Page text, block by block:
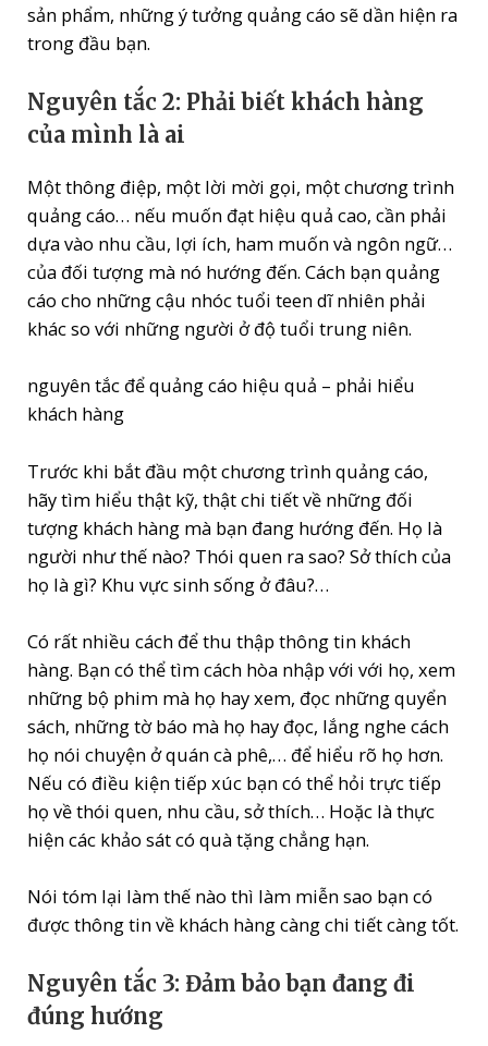
sản phẩm, những ý tưởng quảng cáo sẽ dần hiện ra
trong đầu bạn.
Nguyên tắc 2: Phải biết khách hàng
của mình là ai
Một thông điệp, một lời mời gọi, một chương trình
quảng cáo… nếu muốn đạt hiệu quả cao, cần phải
dựa vào nhu cầu, lợi ích, ham muốn và ngôn ngữ…
của đối tượng mà nó hướng đến. Cách bạn quảng
cáo cho những cậu nhóc tuổi teen dĩ nhiên phải
khác so với những người ở độ tuổi trung niên.
nguyên tắc để quảng cáo hiệu quả – phải hiểu
khách hàng
Trước khi bắt đầu một chương trình quảng cáo,
hãy tìm hiểu thật kỹ, thật chi tiết về những đối
tượng khách hàng mà bạn đang hướng đến. Họ là
người như thế nào? Thói quen ra sao? Sở thích của
họ là gì? Khu vực sinh sống ở đâu?…
Có rất nhiều cách để thu thập thông tin khách
hàng. Bạn có thể tìm cách hòa nhập với với họ, xem
những bộ phim mà họ hay xem, đọc những quyển
sách, những tờ báo mà họ hay đọc, lắng nghe cách
họ nói chuyện ở quán cà phê,… để hiểu rõ họ hơn.
Nếu có điều kiện tiếp xúc bạn có thể hỏi trực tiếp
họ về thói quen, nhu cầu, sở thích… Hoặc là thực
hiện các khảo sát có quà tặng chẳng hạn.
Nói tóm lại làm thế nào thì làm miễn sao bạn có
được thông tin về khách hàng càng chi tiết càng tốt.
Nguyên tắc 3: Đảm bảo bạn đang đi
đúng hướng